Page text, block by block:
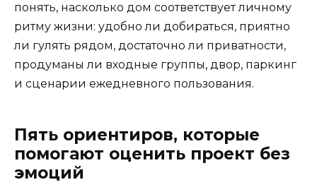
понять, насколько дом соответствует личному
ритму жизни: удобно ли добираться, приятно
ли гулять рядом, достаточно ли приватности,
продуманы ли входные группы, двор, паркинг
и сценарии ежедневного пользования.
Пять ориентиров, которые
помогают оценить проект без
эмоций